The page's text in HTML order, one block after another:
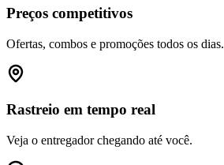
Preços competitivos
Ofertas, combos e promoções todos os dias.
Rastreio em tempo real
Veja o entregador chegando até você.